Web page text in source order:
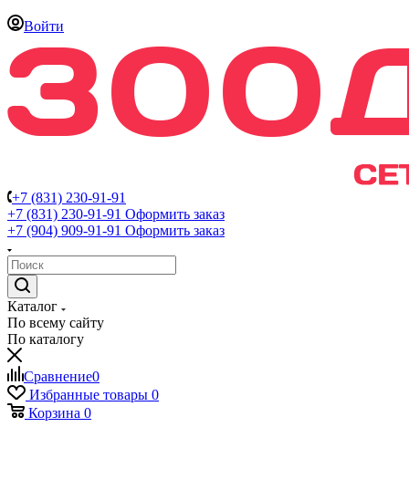
Войти
+7 (831) 230-91-91
+7 (831) 230-91-91 Оформить заказ
+7 (904) 909-91-91 Оформить заказ
Каталог
По всему сайту
По каталогу
Сравнение0
Избранные товары 0
Корзина 0